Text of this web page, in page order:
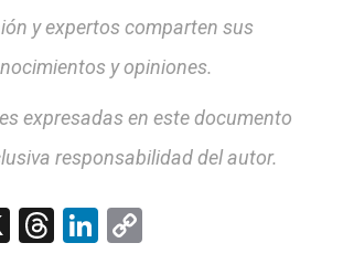
y expertos comparten sus
y opiniones.
expresadas en este documento
responsabilidad del autor.
X Threads
LinkedIn